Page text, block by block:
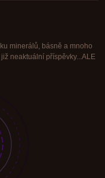
minerálů, básně a mnoho
neaktuální příspěvky...ALE